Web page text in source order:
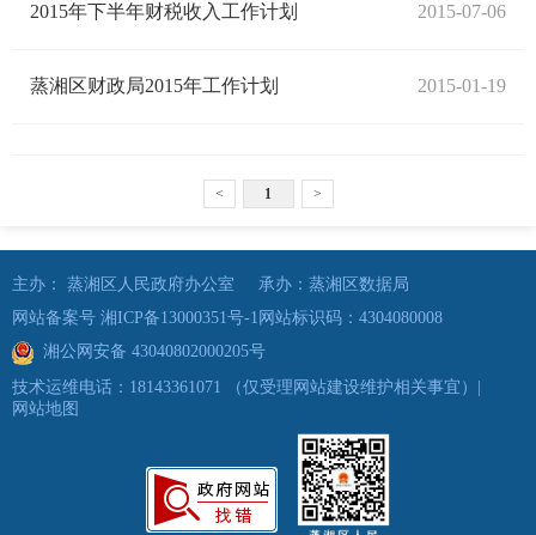
2015年下半年财税收入工作计划 2015-07-06
蒸湘区财政局2015年工作计划 2015-01-19
< 1 >
主办： 蒸湘区人民政府办公室
承办：蒸湘区数据局
网站备案号 湘ICP备13000351号-1 网站标识码：4304080008
湘公网安备 43040802000205号
技术运维电话：18143361071
（仅受理网站建设维护相关事宜）
网站地图